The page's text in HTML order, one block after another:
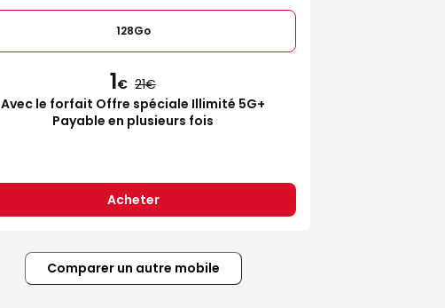
128Go
1€ 21
Avec le forfait Offre spéciale Illimité 5G+
Payable en plusieurs fois
Acheter
Comparer un autre mobile